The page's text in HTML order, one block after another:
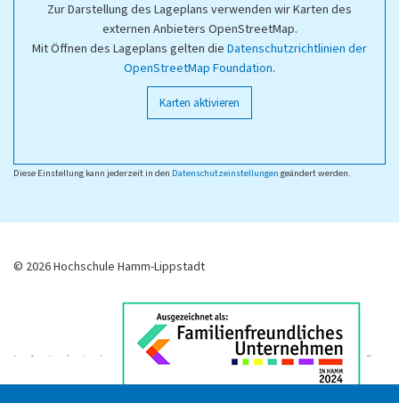
Zur Darstellung des Lageplans verwenden wir Karten des
externen Anbieters OpenStreetMap.
Mit Öffnen des Lageplans gelten die Datenschutzrichtlinien der
OpenStreetMap Foundation.
Karten aktivieren
Diese Einstellung kann jederzeit in den Datenschutzeinstellungen geändert werden.
© 2026 Hochschule Hamm-Lippstadt